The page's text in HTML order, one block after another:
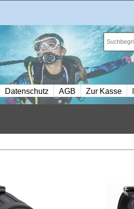
Datenschutz AGB Zur Kasse